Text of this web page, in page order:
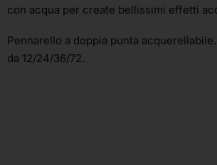
con acqua per create bellissimi effetti
Pennarello a doppia punta
da 12/24/36/72.